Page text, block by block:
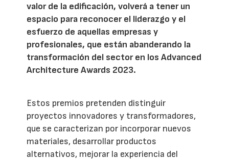
valor de la edificación, volverá a tener un
espacio para reconocer el liderazgo y el
esfuerzo de aquellas empresas y
profesionales, que están abanderando la
transformación del sector en los Advanced
Architecture Awards 2023.
Estos premios pretenden distinguir
proyectos innovadores y transformadores,
que se caracterizan por incorporar nuevos
materiales, desarrollar productos
alternativos, mejorar la experiencia del